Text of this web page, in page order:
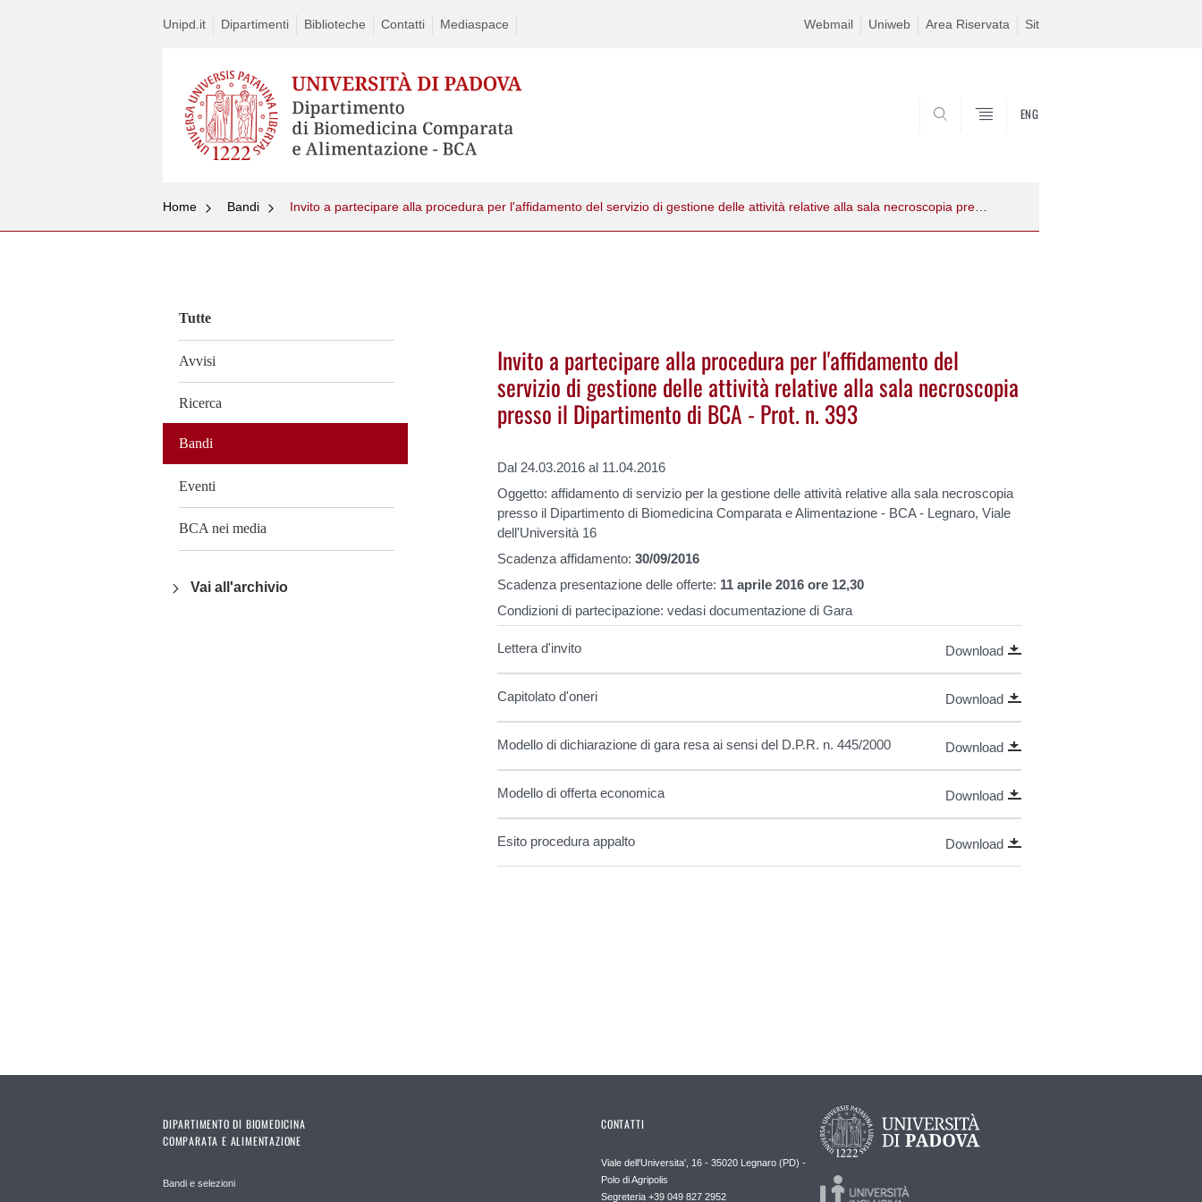
Unipd.it Dipartimenti Biblioteche Contatti Mediaspace Webmail Uniweb Area Riservata Sit
ENG
Home Bandi Invito a partecipare alla procedura per l'affidamento del servizio di gestione delle attività relative alla sala necroscopia presso il Dipartimento di BCA - Prot. n. 393
Tutte
Avvisi
Ricerca
Bandi
Eventi
BCA nei media
Vai all'archivio
Invito a partecipare alla procedura per l'affidamento del
servizio di gestione delle attività relative alla sala necroscopia
presso il Dipartimento di BCA - Prot. n. 393
Dal 24.03.2016 al 11.04.2016
Oggetto: affidamento di servizio per la gestione delle attività relative alla sala necroscopia
presso il Dipartimento di Biomedicina Comparata e Alimentazione - BCA - Legnaro, Viale
dell'Università 16
Scadenza affidamento:30/09/2016
Scadenza presentazione delle offerte: 11 aprile 2016 ore 12,30
Condizioni di partecipazione: vedasi documentazione di Gara
Lettera d'invito Download
Capitolato d'oneri Download
Modello di dichiarazione di gara resa ai sensi del D.P.R. n. 445/2000 Download
Modello di offerta economica Download
Esito procedura appalto Download
DIPARTIMENTO DI BIOMEDICINA
COMPARATA E ALIMENTAZIONE
Bandi e selezioni
CONTATTI
Viale dell'Universita', 16 - 35020 Legnaro (PD) -
Polo di Agripolis
Segreteria +39 049 827 2952